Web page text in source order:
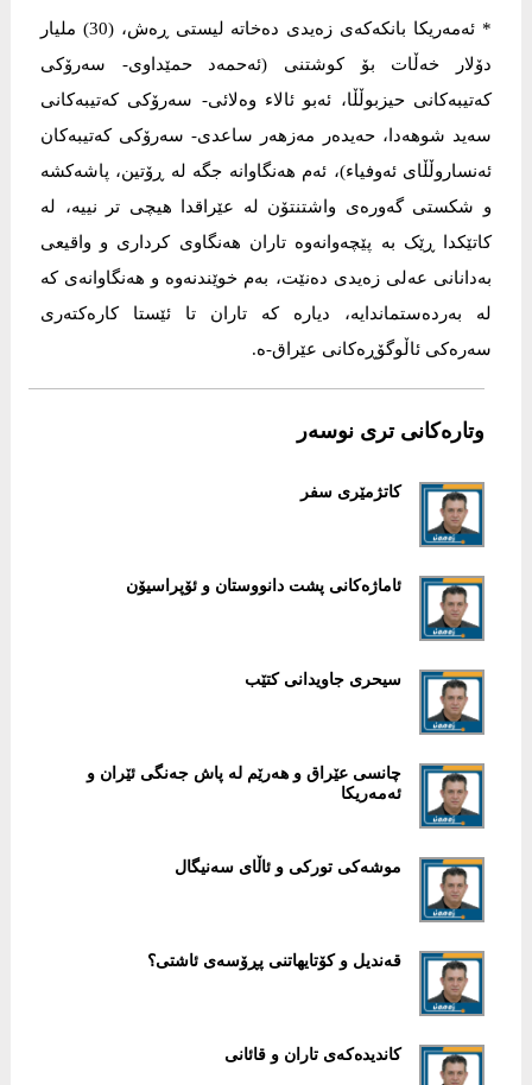
* ئەمەریکا بانکەکەى زەیدى دەخاتە لیستى ڕەش، (30) ملیار
دۆلار خەڵات بۆ کوشتنى (ئەحمەد حمێداوى- سەرۆکى
کەتیبەکانى حیزبوڵڵا، ئەبو ئالاء وەلائى- سەرۆکى کەتیبەکانى
سەید شوهەدا، حەیدەر مەزهەر ساعدى- سەرۆکى کەتیبەکان
ئەنساروڵڵاى ئەوفیاء)، ئەم هەنگاوانە جگە لە ڕۆتین، پاشەکشە
و شکستى گەورەى واشتنتۆن لە عێراقدا هیچى تر نییە، لە
کاتێکدا ڕێک بە پێچەوانەوە تاران هەنگاوى کردارى و واقیعى
بەدانانى عەلى زەیدى دەنێت، بەم خوێندنەوە و هەنگاوانەى کە
لە بەردەستماندایە، دیارە کە تاران تا ئێستا کارەکتەرى
سەرەکى ئاڵوگۆڕەکانى عێراق-ە.
وتارەکانی تری نوسەر
کاتژمێری سفر
ئاماژەكانی پشت دانووستان و ئۆپراسیۆن
سیحری جاویدانی كتێب
چانسی عێراق و هەرێم لە پاش جەنگی ئێران و
ئەمەریكا
موشەکی تورکی و ئاڵای سەنیگال
قەندیل و کۆتایهاتنى پڕۆسەى ئاشتى؟
کاندیدەکەى تاران و قائانى